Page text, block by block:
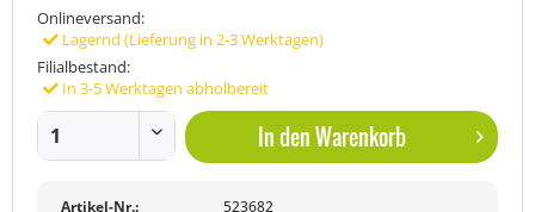
Onlineversand:
Lagernd (Lieferung in 2-3 Werktagen)
Filialbestand:
In 3-5 Werktagen abholbereit
In denWarenkorb
Artikel-Nr.:
523682